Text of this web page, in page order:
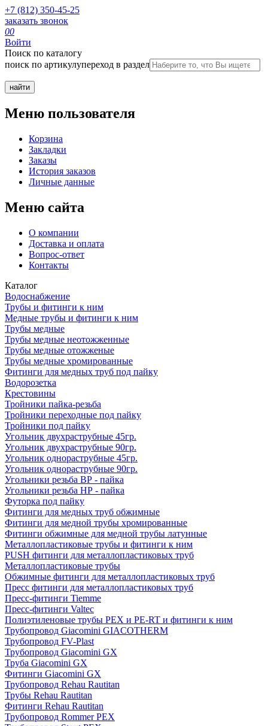
+7 (812) 350-45-25
заказать звонок
00
Войти
Поиск по каталогу
поиск по артикулупереход в раздел
Меню пользователя
Корзина
Закладки
Заказы
История заказов
Личные данные
Меню сайта
О компании
Доставка и оплата
Вопрос-ответ
Контакты
Каталог
Водоснабжение
Трубы и фитинги к ним
Медные трубы и фитинги к ним
Трубы медные
Трубы медные неотожженные
Трубы медные отожженые
Трубы медные хромированные
Фитинги для медных труб под пайку
Водорозетка
Крестовины
Тройники пайка-резьба
Тройники переходные под пайку
Тройники под пайку
Угольник двухраструбные 45гр.
Угольник двухраструбные 90гр.
Угольник однораструбные 45гр.
Угольник однораструбные 90гр.
Угольники резьба ВР - пайка
Угольники резьба НР - пайка
Футорка под пайку
Фитинги для медных труб обжимные
Фитинги для медной трубы хромированные
Фитинги обжимные для медной трубы латунные
Металлопластиковые трубы и фитинги к ним
PUSH фитинги для металлопластиковых труб
Металлопластиковые трубы
Обжимные фитинги для металлопластиковых труб
Пресс фитинги для металлопластиковых труб
Пресс-фитинги Tiemme
Пресс-фитинги Valtec
Полиэтиленовые трубы PEX и PE-RT и фитинги к ним
Трубопровод Giacomini GIACOTHERM
Трубопровод FV-Plast
Трубопровод Giacomini GX
Труба Giacomini GX
Фитинги Giacomini GX
Трубопровод Rehau Rautitan
Трубы Rehau Rautitan
Фитинги Rehau Rautitan
Трубопровод Rommer PEX